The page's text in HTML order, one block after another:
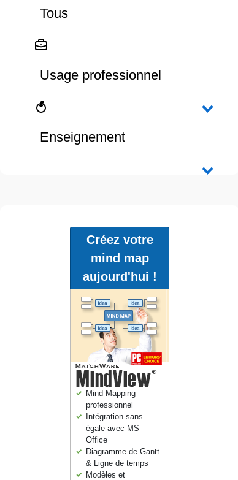
Tous
Usage professionnel
Enseignement
Créez votre
mind map
aujourd'hui !
Mind Mapping
professionnel
Intégration sans
égale avec MS
Office
Diagramme de Gantt
& Ligne de temps
Modèles et